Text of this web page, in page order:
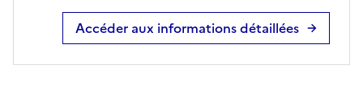
Accéder aux informations détaillées